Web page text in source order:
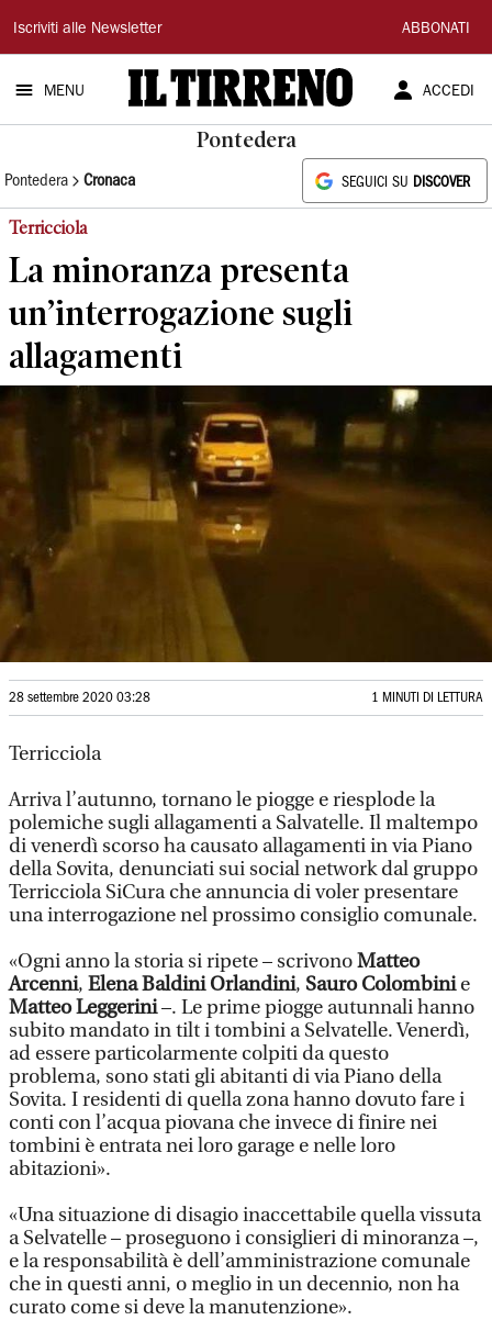
Il
Tirreno
Iscriviti alle Newsletter ABBONATI
MENU ACCEDI
Pontedera
Pontedera Cronaca SEGUICI SU DISCOVER
Terricciola
La minoranza presenta
un’interrogazione sugli
allagamenti
28 settembre 2020 03:28 1 MINUTI DI LETTURA
Terricciola
Arriva l’autunno, tornano le piogge e riesplode la
polemiche sugli allagamenti a Salvatelle. Il maltempo
di venerdì scorso ha causato allagamenti in via Piano
della Sovita, denunciati sui social network dal gruppo
Terricciola SiCura che annuncia di voler presentare
una interrogazione nel prossimo consiglio comunale.
«Ogni anno la storia si ripete – scrivonoMatteo
Arcenni, Elena Baldini Orlandini, Sauro Colombinie
Matteo Leggerini–. Le prime piogge autunnali hanno
subito mandato in tilt i tombini a Selvatelle. Venerdì,
ad essere particolarmente colpiti da questo
problema, sono stati gli abitanti di via Piano della
Sovita. I residenti di quella zona hanno dovuto fare i
conti con l’acqua piovana che invece di finire nei
tombini è entrata nei loro garage e nelle loro
abitazioni».
«Una situazione di disagio inaccettabile quella vissuta
a Selvatelle – proseguono i consiglieri di minoranza –,
e la responsabilità è dell’amministrazione comunale
che in questi anni, o meglio in un decennio, non ha
curato come si deve la manutenzione».